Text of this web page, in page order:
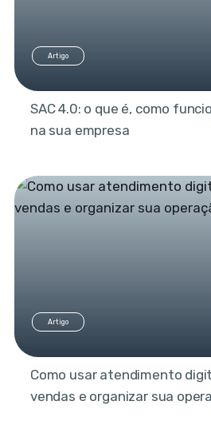
Artigo
SAC 4.0: o que é, como
na sua empresa
Artigo
Como usar atendimento
vendas e organizar sua